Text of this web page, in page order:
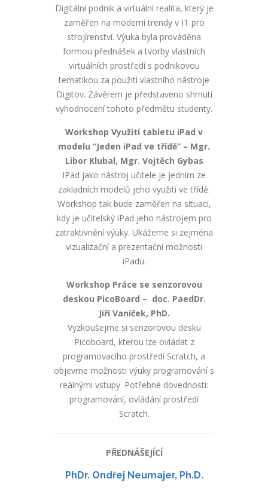
Digitální podnik a virtuální realita, který je
zaměřen na moderní trendy v IT pro
strojírenství. Výuka byla prováděna
formou přednášek a tvorby vlastních
virtuálních prostředí s podnikovou
tematikou za použití vlastního nástroje
Digitov. Závěrem je představeno shrnutí
vyhodnocení tohoto předmětu studenty.
Workshop Využití tabletu iPad v
modelu “Jeden iPad ve třídě” – Mgr.
Libor Klubal, Mgr. Vojtěch Gybas
IPad jako nástroj učitele je jedním ze
zakladních modelů jeho využití ve třídě.
Workshop tak bude zaměřen na situaci,
kdy je učitelský iPad jeho nástrojem pro
zatraktivnění výuky. Ukážeme si zejména
vizualizační a prezentační možnosti
iPadu.
Workshop Práce se senzorovou
deskou PicoBoard – doc. PaedDr.
Jiří Vaníček, PhD.
Vyzkoušejme si senzorovou desku
Picoboard, kterou lze ovládat z
programovacího prostředí Scratch, a
objevme možnosti výuky programování s
reálnými vstupy. Potřebné dovednosti:
programování, ovládání prostředí
Scratch.
PŘEDNÁŠEJÍCÍ
PhDr. Ondřej Neumajer, Ph.D.